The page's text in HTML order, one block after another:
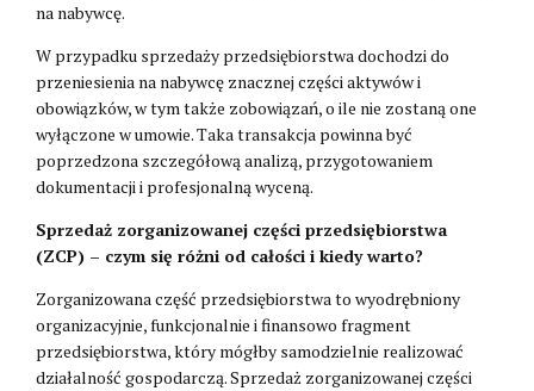
na nabywcę.
W przypadku sprzedaży przedsiębiorstwa dochodzi do
przeniesienia na nabywcę znacznej części aktywów i
obowiązków, w tym także zobowiązań, o ile nie zostaną one
wyłączone w umowie. Taka transakcja powinna być
poprzedzona szczegółową analizą, przygotowaniem
dokumentacji i profesjonalną wyceną.
Sprzedaż zorganizowanej części przedsiębiorstwa
(ZCP) – czym się różni od całości i kiedy warto?
Zorganizowana część przedsiębiorstwa to wyodrębniony
organizacyjnie, funkcjonalnie i finansowo fragment
przedsiębiorstwa, który mógłby samodzielnie realizować
działalność gospodarczą. Sprzedaż zorganizowanej części